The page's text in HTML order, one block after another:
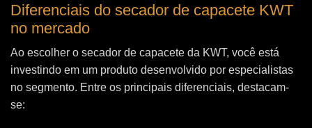
Diferenciais do secador de capacete KWT
no mercado
Ao escolher o secador de capacete da KWT, você está
investindo em um produto desenvolvido por especialistas
no segmento. Entre os principais diferenciais, destacam-
se: